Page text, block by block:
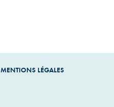
MENTIONS LÉGALES